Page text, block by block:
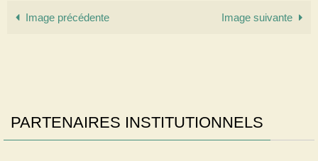
Image précédente Image suivante
PARTENAIRES INSTITUTIONNELS